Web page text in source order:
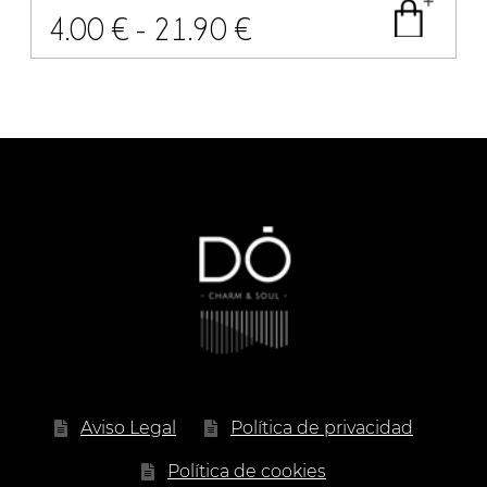
4.00€ - 21.90€Rango
precios:
4.00 €
hasta
21.90 €
Aviso Legal Política de privacidad
Política de cookies